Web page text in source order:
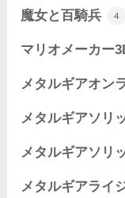
魔女と百騎兵 4
マリオメーカー
メタルギアオン
メタルギアソリ
メタルギアソリ
メタルギアライ